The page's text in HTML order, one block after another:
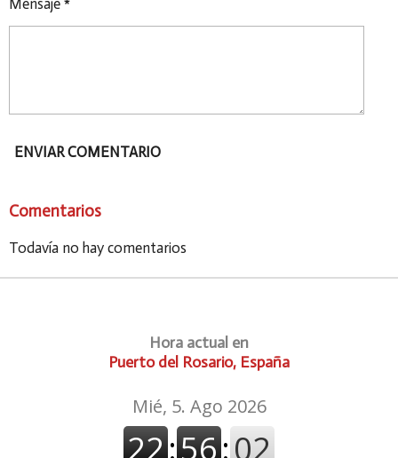
ENVIAR COMENTARIO
Comentarios
Todavía no hay comentarios
Hora actual en
Puerto del Rosario, España